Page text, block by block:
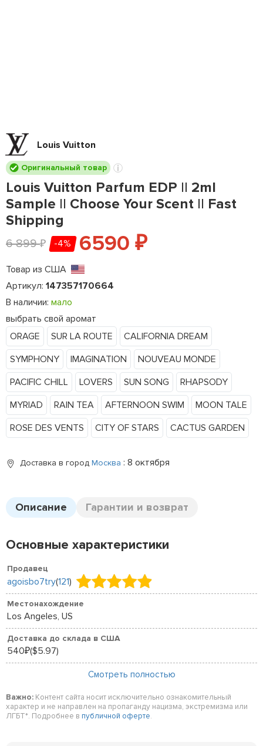
Louis Vuitton
Оригинальный товар
Louis Vuitton Parfum EDP || 2ml
Sample || Choose Your Scent || Fast
Shipping
6 899₽ -4% 6590 ₽
Товар из США
Артикул: 147357170664
В наличии: мало
выбрать свой аромат
ORAGE
SUR LA ROUTE
CALIFORNIA DREAM
SYMPHONY
IMAGINATION
NOUVEAU MONDE
PACIFIC CHILL
LOVERS SUN SONG
RHAPSODY
MYRIAD
RAIN TEA AFTERNOON SWIM
MOON TALE
ROSE DES VENTS
CITY OF STARS CACTUS GARDEN
Доставка в город Москва : 8 октября
Описание Гарантии и возврат
Основные характеристики
Продавец
agoisbo7try(121)
Местонахождение
Los Angeles, US
Доставка до склада в США
540₽($5.97)
Смотреть полностью
Важно: Контент сайта носит исключительно ознакомительный
характер и не направлен на пропаганду нацизма, экстремизма или
ЛГБТ*. Подробнее в публичной оферте.